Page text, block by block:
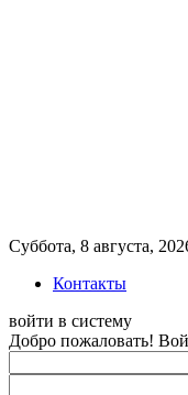
Суббота, 8 августа,
Контакты
войти в систему
Добро пожаловать!